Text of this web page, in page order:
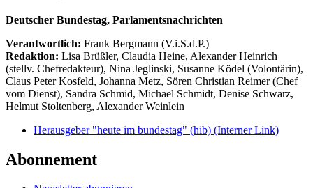
Deutscher Bundestag, Parlamentsnachrichten
Verantwortlich: Frank Bergmann (V.i.S.d.P.)
Redaktion: Lisa Brüßler, Claudia Heine, Alexander Heinrich
(stellv. Chefredakteur), Nina Jeglinski, Susanne Ködel (Volontärin),
Claus Peter Kosfeld, Johanna Metz, Sören Christian Reimer (Chef
vom Dienst), Sandra Schmid, Michael Schmidt, Denise Schwarz,
Helmut Stoltenberg, Alexander Weinlein
Herausgeber "heute im bundestag" (hib) (Interner Link)
Abonnement